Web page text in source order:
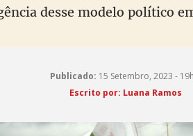
desse modelo político
Publicado: 15 Setembro, 2023 -
Escrito por: Luana Ramos